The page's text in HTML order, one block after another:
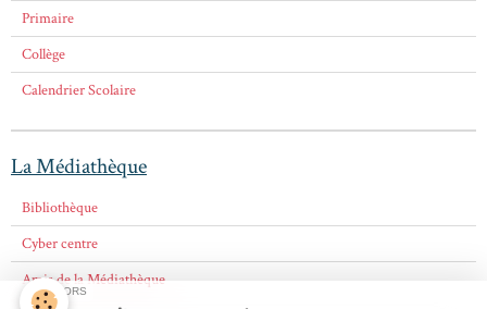
Primaire
Collège
Calendrier Scolaire
La Médiathèque
Bibliothèque
Cyber centre
Amis de la Médiathèque
SPONSORS